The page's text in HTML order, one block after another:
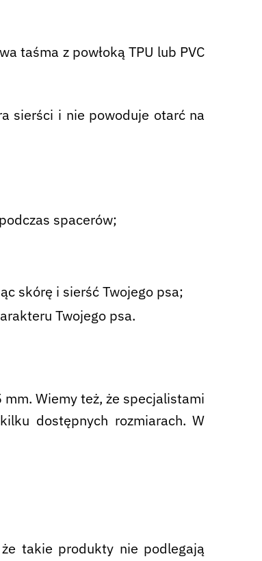
taśma z powłoką TPU lub PVC
sierści i nie powoduje otarć na
spacerów;
skórę i sierść Twojego psa;
Twojego psa.
Wiemy też, że specjalistami
dostępnych rozmiarach. W
takie produkty nie podlegają